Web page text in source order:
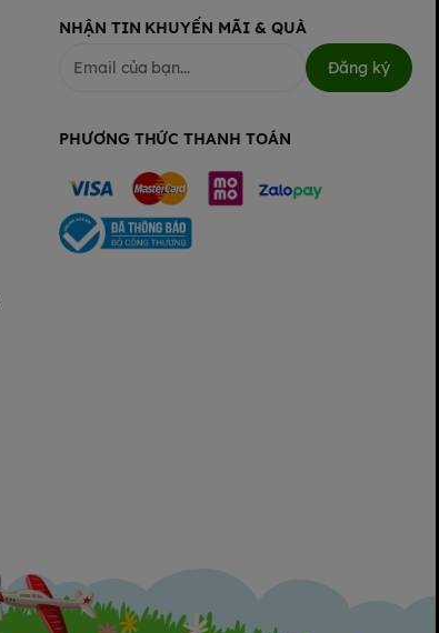
NHẬN TIN KHUYẾN MÃI & QUÀ
Đăng ký
PHƯƠNG THỨC THANH TOÁN